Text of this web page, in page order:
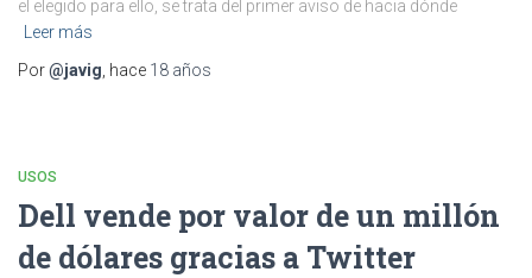
el elegido para ello, se trata del primer aviso de hacia dónde
Leer más
Por@javig , hace 18 años
USOS
Dell vende por valor de un millón
de dólares gracias a Twitter